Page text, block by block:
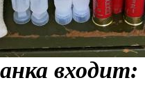
входит: